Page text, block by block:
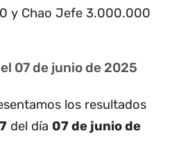
y Chao Jefe 3.000.000
07 de junio de 2025
los resultados
del día 07 de junio de